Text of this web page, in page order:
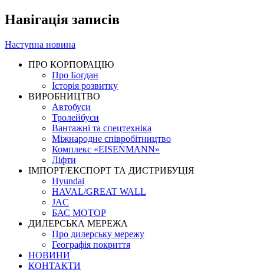
Навігація записів
Наступна новина
ПРО КОРПОРАЦІЮ
Про Богдан
Історія розвитку
ВИРОБНИЦТВО
Автобуси
Тролейбуси
Вантажні та спецтехніка
Міжнародне співробітництво
Комплекс «EISENMANN»
Ліфти
ІМПОРТ/ЕКСПОРТ ТА ДИСТРИБУЦІЯ
Hyundai
HAVAL/GREAT WALL
JAC
БАС МОТОР
ДИЛЕРСЬКА МЕРЕЖА
Про дилерську мережу
Географія покриття
НОВИНИ
КОНТАКТИ